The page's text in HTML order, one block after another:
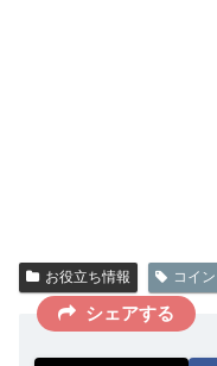
お役立ち情報 コイ
シェアする